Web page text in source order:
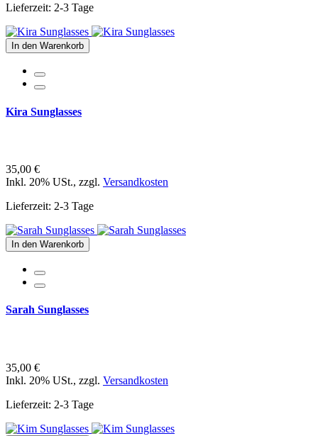
Lieferzeit: 2-3 Tage
In den Warenkorb
Kira Sunglasses
35,00 €
Inkl. 20% USt., zzgl. Versandkosten
Lieferzeit: 2-3 Tage
In den Warenkorb
Sarah Sunglasses
35,00 €
Inkl. 20% USt., zzgl. Versandkosten
Lieferzeit: 2-3 Tage